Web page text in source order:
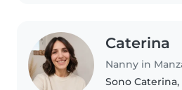
Caterina
Nanny in
Sono